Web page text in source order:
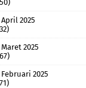
April 2025
Maret 2025
Februari 2025